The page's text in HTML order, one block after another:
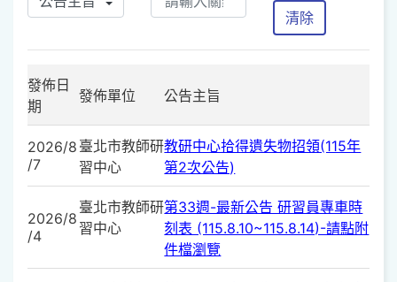
清除
發佈日
期
發佈單位 公告主旨
2026/8
/7
臺北市教師研
習中心
教研中心拾得遺失物招領(115年
第2次公告)
2026/8
/4
臺北市教師研
習中心
第33週-最新公告 研習員專車時
刻表 (115.8.10~115.8.14)-請點附
件檔瀏覽